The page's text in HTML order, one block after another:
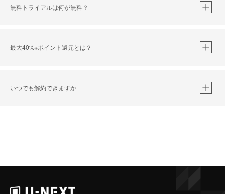
無料トライアルは何が無料？
最大40%※ポイント還元とは？
いつでも解約できますか